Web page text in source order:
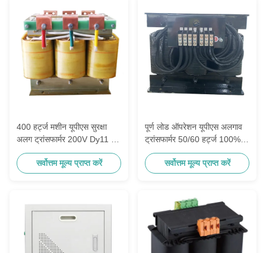
400 हर्ट्ज मशीन यूपीएस सुरक्षा
अलग ट्रांसफार्मर 200V Dy11 /
Yd11 कॉपर
सर्वोत्तम मूल्य प्राप्त करें
पूर्ण लोड ऑपरेशन यूपीएस अलगाव
ट्रांसफार्मर 50/60 हर्ट्ज 100%
कॉपर वायर
सर्वोत्तम मूल्य प्राप्त करें